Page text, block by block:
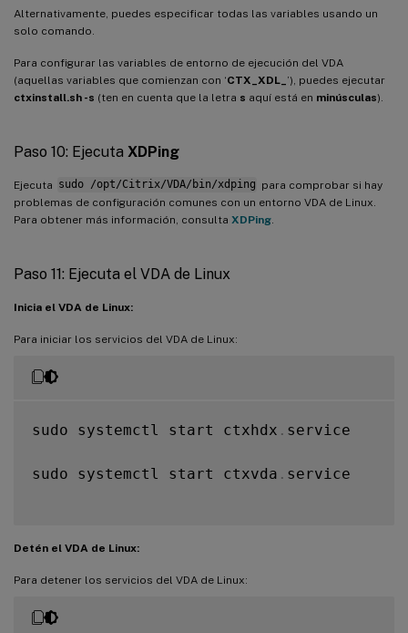
Alternativamente, puedes especificar todas las variables usando un
solo comando.
Para configurar las variables de entorno de ejecución del VDA
(aquellas variables que comienzan con ‘CTX_XDL_ ’), puedes ejecutar
ctxinstall.sh -s (ten en cuenta que la letra s aquí está en minúsculas).
Paso 10: Ejecuta XDPing
Ejecuta sudo /opt/Citrix/VDA/bin/xdping para comprobar si hay
problemas de configuración comunes con un entorno VDA de Linux.
Para obtener más información, consulta XDPing
Paso 11: Ejecuta el VDA de Linux
Inicia el VDA de Linux:
Para iniciar los servicios del VDA de Linux:
sudo systemctl start ctxhdx . service
sudo systemctl start ctxvda . service
Detén el VDA de Linux:
Para detener los servicios del VDA de Linux: